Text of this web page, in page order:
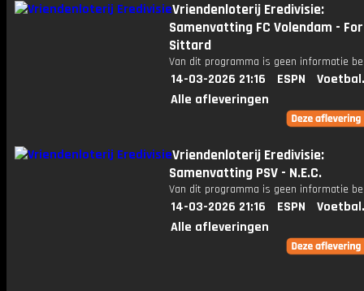
Vriendenloterij Eredivisie:
Samenvatting FC Volendam -
Sittard
Van dit programma is geen informatie
14-03-2026 21:16 ESPN
Alle afleveringen
Vriendenloterij Eredivisie:
Samenvatting PSV - N.E.C.
Van dit programma is geen informatie
14-03-2026 21:16 ESPN
Alle afleveringen